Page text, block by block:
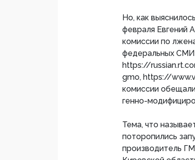
Но, как
февраля Евгений
комиссии по
федеральных СМИ
https://
gmo, https://
комиссии
генно-
Тема, что
поторопились
производитель